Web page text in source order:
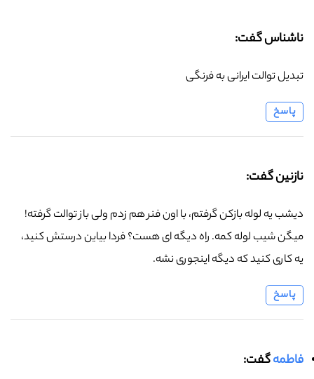
ناشناس گفت:
تبدیل توالت ایرانی به فرنگی
پاسخ
نازنین گفت:
دیشب یه لوله بازکن گرفتم، با اون فنر هم زدم ولی باز توالت گرفته!
میگن شیب لوله کمه. راه دیگه ای هست؟ فردا بیاین درستش کنید،
یه کاری کنید که دیگه اینجوری نشه.
پاسخ
فاطمهگفت: